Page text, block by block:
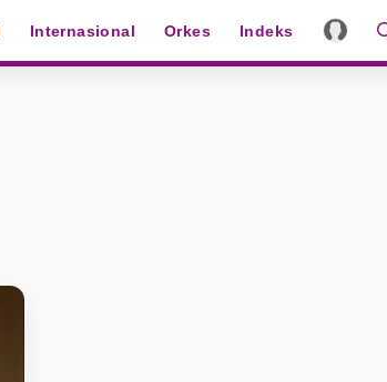
Internasional Orkes Indeks